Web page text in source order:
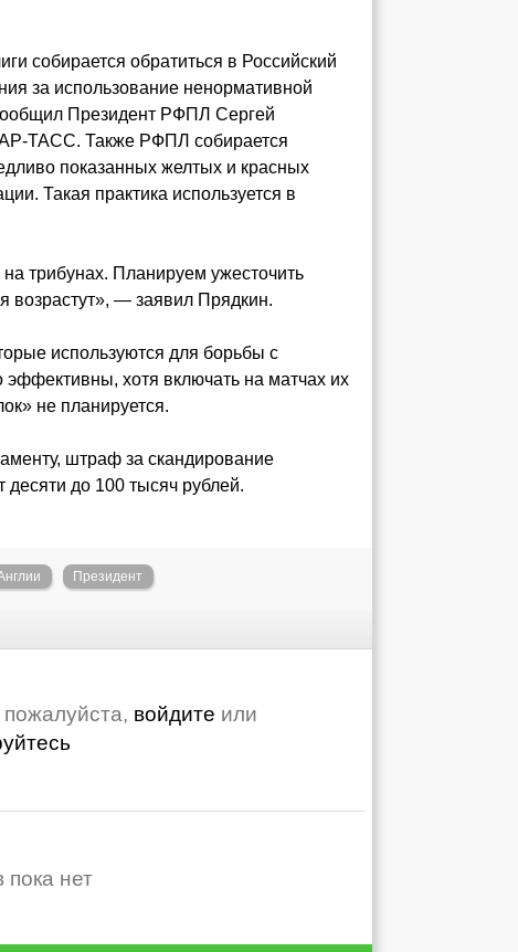
собирается обратиться в Российский
за использование ненормативной
Президент РФПЛ Сергей
ТАСС. Также РФПЛ собирается
показанных желтых и красных
Такая практика используется в
трибунах. Планируем ужесточить
возрастут», — заявил Прядкин.
используются для борьбы с
хотя включать на матчах их
не планируется.
штраф за скандирование
десяти до 100 тысяч рублей.
Президент
войдите или
нет